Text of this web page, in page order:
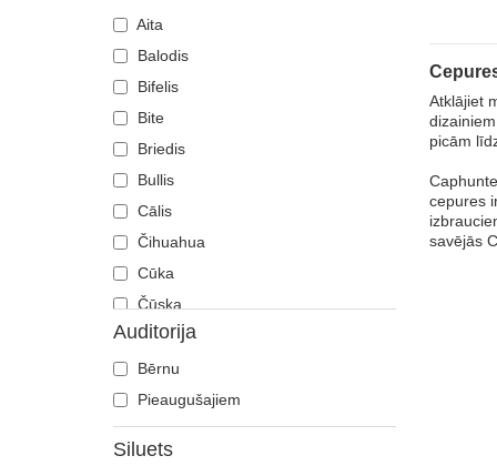
Aita
Balodis
Bifelis
Bite
Briedis
Bullis
Cālis
Čihuahua
Cūka
Čūska
Degunradzis
Delfīns
Dobermans
Ērglis
Fēnikss
Auditorija
Bērnu
Pieaugušajiem
Siluets
Atklājiet
picām
cepures
savējās